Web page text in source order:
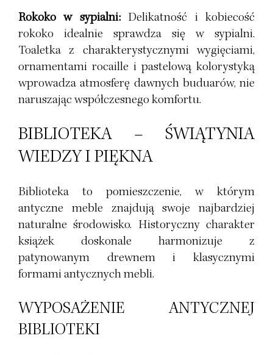
Rokoko w sypialni:Delikatność i kobiecość
rokoko idealnie sprawdza się w sypialni.
Toaletka z charakterystycznymi wygięciami,
ornamentami rocaille i pastelową kolorystyką
wprowadza atmosferę dawnych buduarów, nie
naruszając współczesnego komfortu.
BIBLIOTEKA – ŚWIĄTYNIA
WIEDZY I PIĘKNA
Biblioteka to pomieszczenie, w którym
antyczne meble znajdują swoje najbardziej
naturalne środowisko. Historyczny charakter
książek doskonale harmonizuje z
patynowanym drewnem i klasycznymi
formami antycznych mebli.
WYPOSAŻENIE ANTYCZNEJ
BIBLIOTEKI